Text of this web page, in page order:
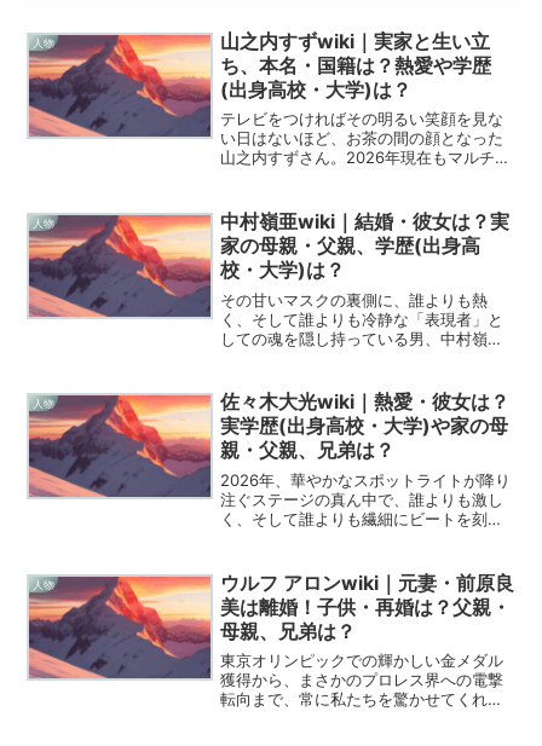
人物
山之内すずwiki｜実家と生い立
ち、本名・国籍は？熱愛や学歴
(出身高校・大学)は？
テレビをつければその明るい笑顔を見な
い日はないほど、お茶の間の顔となった
山之内すずさん。2026年現在もマルチな
できないような壮絶なドラマが隠されて
いるのをご存知でしょ...
人物
中村嶺亜wiki｜結婚・彼女は？実
家の母親・父親、学歴(出身高
校・大学)は？
その甘いマスクの裏側に、誰よりも熱
く、そして誰よりも冷静な「表現者」と
しての魂を隠し持っている男、中村嶺
えきれないようなもどかしさを感じてし
まいます。2026年という新...
人物
佐々木大光wiki｜熱愛・彼女は？
実学歴(出身高校・大学)や家の母
親・父親、兄弟は？
2026年、華やかなスポットライトが降り
注ぐステージの真ん中で、誰よりも激し
く、そして誰よりも繊細にビートを刻む
の心臓とも言える存在です。かつて「狂
犬」という...
人物
ウルフ アロンwiki｜元妻・前原良
美は離婚！子供・再婚は？父親・
母親、兄弟は？
東京オリンピックでの輝かしい金メダル
獲得から、まさかのプロレス界への電撃
転向まで、常に私たちを驚かせてくれる